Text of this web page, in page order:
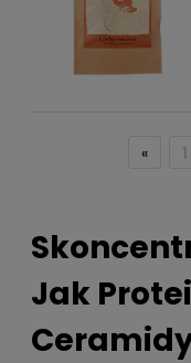
« 1
Jak